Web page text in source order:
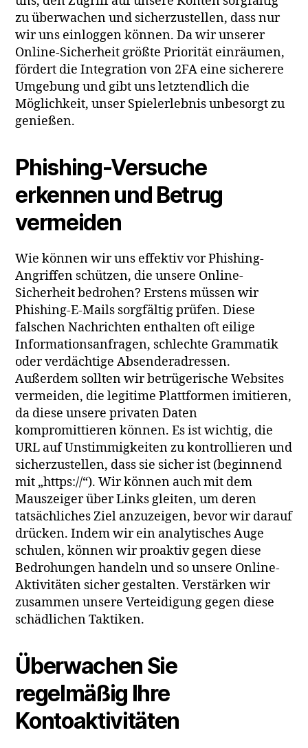
zu überwachen und sicherzustellen, dass nur
wir uns einloggen können. Da wir unserer
Online-Sicherheit größte Priorität einräumen,
fördert die Integration von 2FA eine sicherere
Umgebung und gibt uns letztendlich die
Möglichkeit, unser Spielerlebnis unbesorgt zu
genießen.
Phishing-Versuche
erkennen und Betrug
vermeiden
Wie können wir uns effektiv vor Phishing-
Angriffen schützen, die unsere Online-
Sicherheit bedrohen? Erstens müssen wir
Phishing-E-Mails sorgfältig prüfen. Diese
falschen Nachrichten enthalten oft eilige
Informationsanfragen, schlechte Grammatik
oder verdächtige Absenderadressen.
Außerdem sollten wir betrügerische Websites
vermeiden, die legitime Plattformen imitieren,
da diese unsere privaten Daten
kompromittieren können. Es ist wichtig, die
URL auf Unstimmigkeiten zu kontrollieren und
sicherzustellen, dass sie sicher ist (beginnend
mit „https://“). Wir können auch mit dem
Mauszeiger über Links gleiten, um deren
tatsächliches Ziel anzuzeigen, bevor wir darauf
drücken. Indem wir ein analytisches Auge
schulen, können wir proaktiv gegen diese
Bedrohungen handeln und so unsere Online-
Aktivitäten sicher gestalten. Verstärken wir
zusammen unsere Verteidigung gegen diese
schädlichen Taktiken.
Überwachen Sie
regelmäßig Ihre
Kontoaktivitäten